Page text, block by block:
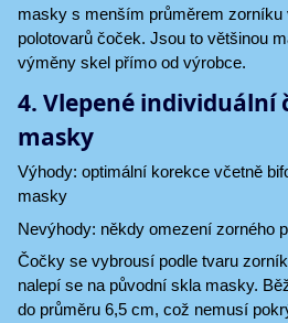
masky s menším průměrem zorníku
polotovarů čoček. Jsou to většinou
výměny skel přímo od výrobce.
4. Vlepené individuální
masky
Výhody: optimální korekce včetně
masky
Nevýhody: někdy omezení zorného
Čočky se vybrousí podle tvaru
nalepí se na původní skla masky.
do průměru 6,5 cm, což nemusí